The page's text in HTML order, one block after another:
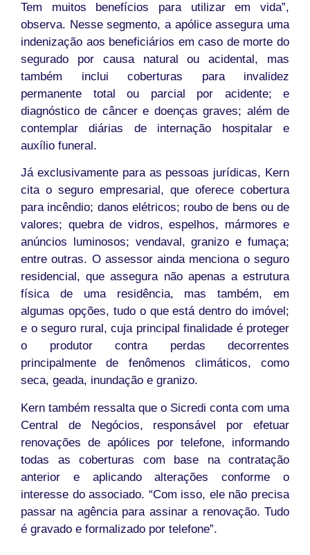
Tem muitos benefícios para utilizar em vida”,
observa. Nesse segmento, a apólice assegura uma
indenização aos beneficiários em caso de morte do
segurado por causa natural ou acidental, mas
também inclui coberturas para invalidez
permanente total ou parcial por acidente; e
diagnóstico de câncer e doenças graves; além de
contemplar diárias de internação hospitalar e
auxílio funeral.
Já exclusivamente para as pessoas jurídicas, Kern
cita o seguro empresarial, que oferece cobertura
para incêndio; danos elétricos; roubo de bens ou de
valores; quebra de vidros, espelhos, mármores e
anúncios luminosos; vendaval, granizo e fumaça;
entre outras. O assessor ainda menciona o seguro
residencial, que assegura não apenas a estrutura
física de uma residência, mas também, em
algumas opções, tudo o que está dentro do imóvel;
e o seguro rural, cuja principal finalidade é proteger
o produtor contra perdas decorrentes
principalmente de fenômenos climáticos, como
seca, geada, inundação e granizo.
Kern também ressalta que o Sicredi conta com uma
Central de Negócios, responsável por efetuar
renovações de apólices por telefone, informando
todas as coberturas com base na contratação
anterior e aplicando alterações conforme o
interesse do associado. “Com isso, ele não precisa
passar na agência para assinar a renovação. Tudo
é gravado e formalizado por telefone”.